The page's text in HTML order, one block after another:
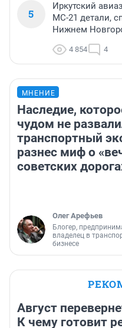
5
Иркутский
МС-21 детали,
Нижнем
4 854 4
МНЕНИЕ
Наследие,
чудом не
транспортный
разнес миф о
советских
Олег Арефьев
Блогер,
владелец в
бизнесе
Август
К чему готовит